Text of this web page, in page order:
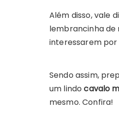
Além disso, vale
lembrancinha de
interessarem
Sendo assim,
um lindocavalo
mesmo. Confira!